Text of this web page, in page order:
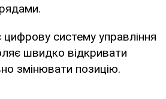
систему управління
швидко відкривати
змінювати позицію.